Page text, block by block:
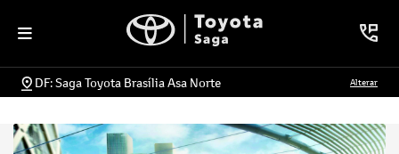
DF: Saga Toyota Brasília Asa Norte Alterar